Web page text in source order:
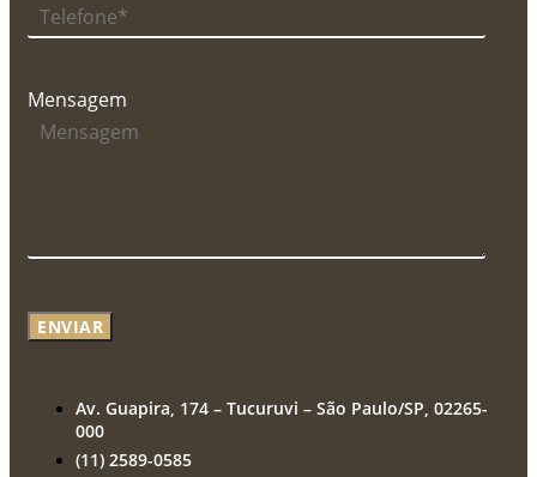
Mensagem
ENVIAR
Av. Guapira, 174 – Tucuruvi – São Paulo/SP, 02265-
000
(11) 2589-0585